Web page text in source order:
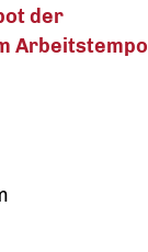
der
Arbeitstempo